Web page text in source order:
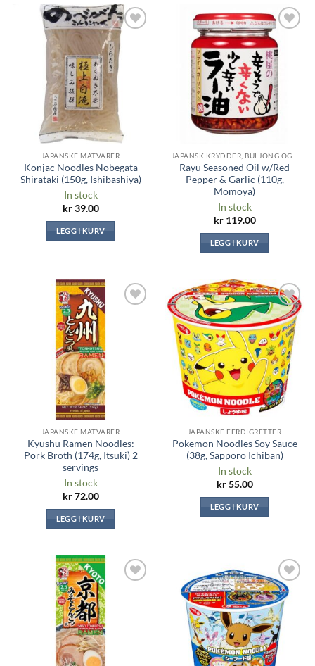
Legg til i
ønskeliste
JAPANSKE MATVARER
Konjac Noodles Nobegata
Shirataki (150g, Ishibashiya)
In stock
kr39.00
LEGG I KURV
Legg til i
ønskeliste
Rayu Seasoned Oil w/Red
Pepper & Garlic (110g,
Momoya)
In stock
kr119.00
LEGG I KURV
JAPANSKE MATVARER
Kyushu Ramen Noodles:
Pork Broth (174g, Itsuki) 2
servings
In stock
kr72.00
LEGG I KURV
Legg til i
ønskeliste
JAPANSKE FERDIGRETTER
Pokemon Noodles Soy Sauce
(38g, Sapporo Ichiban)
In stock
kr55.00
LEGG I KURV
Legg til i
ønskeliste